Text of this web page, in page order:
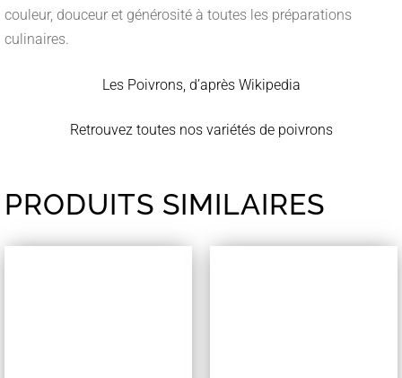
couleur, douceur et générosité à toutes les préparations
culinaires.
Les Poivrons, d’après Wikipedia
Retrouvez toutes nos variétés de poivrons
PRODUITS SIMILAIRES